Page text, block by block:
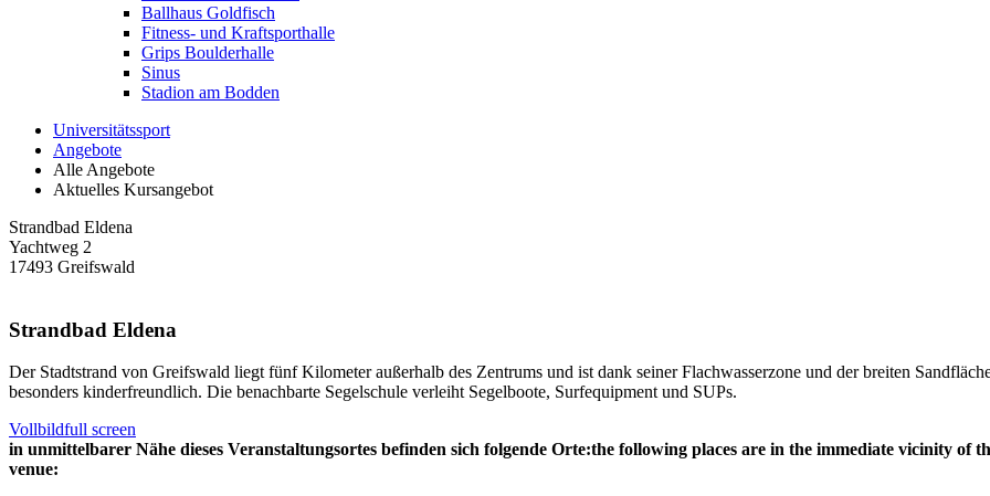
Ballhaus Goldfisch
Fitness- und Kraftsporthalle
Grips Boulderhalle
Sinus
Stadion am Bodden
Universitätssport
Angebote
Alle Angebote
Aktuelles Kursangebot
Strandbad Eldena
Yachtweg 2
17493 Greifswald
Strandbad Eldena
Der Stadtstrand von Greifswald liegt fünf Kilometer außerhalb des Zentrums und ist dank seiner Flachwasserzone und der breiten
besonders kinderfreundlich. Die benachbarte Segelschule verleiht Segelboote, Surfequipment und SUPs.
Vollbildfull screen
in unmittelbarer Nähe dieses Veranstaltungsortes befinden sich folgende Orte:the following places are in the immediate vicinity of
venue: